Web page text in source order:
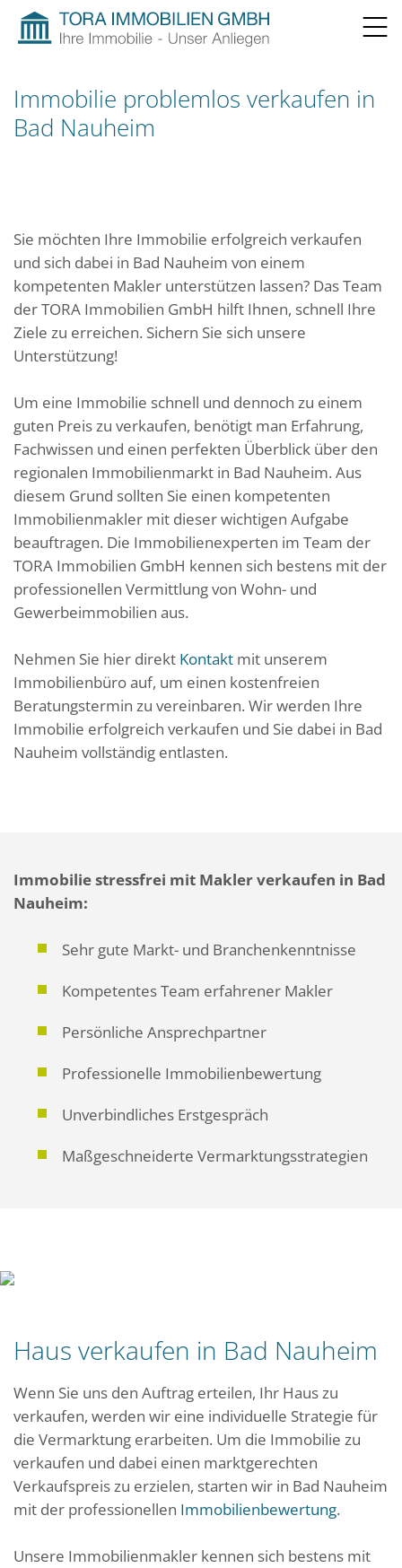
›ÜBER UNS›VOR ORT ›
Immobilie problemlos verkaufen in
Bad Nauheim
Sie möchten Ihre Immobilie erfolgreich verkaufen
und sich dabei in Bad Nauheim von einem
kompetenten Makler unterstützen lassen? Das Team
der TORA Immobilien GmbH hilft Ihnen, schnell Ihre
Ziele zu erreichen. Sichern Sie sich unsere
Unterstützung!
Um eine Immobilie schnell und dennoch zu einem
guten Preis zu verkaufen, benötigt man Erfahrung,
Fachwissen und einen perfekten Überblick über den
regionalen Immobilienmarkt in Bad Nauheim. Aus
diesem Grund sollten Sie einen kompetenten
Immobilienmakler mit dieser wichtigen Aufgabe
beauftragen. Die Immobilienexperten im Team der
TORA Immobilien GmbH kennen sich bestens mit der
professionellen Vermittlung von Wohn- und
Gewerbeimmobilien aus.
Nehmen Sie hier direkt Kontakt mit unserem
Immobilienbüro auf, um einen kostenfreien
Beratungstermin zu vereinbaren. Wir werden Ihre
Immobilie erfolgreich verkaufen und Sie dabei in Bad
Nauheim vollständig entlasten.
Immobilie stressfrei mit Makler verkaufen in Bad
Nauheim:
Sehr gute Markt- und Branchenkenntnisse
Kompetentes Team erfahrener Makler
Persönliche Ansprechpartner
Professionelle Immobilienbewertung
Unverbindliches Erstgespräch
Maßgeschneiderte Vermarktungsstrategien
Haus verkaufen in Bad Nauheim
Wenn Sie uns den Auftrag erteilen, Ihr Haus zu
verkaufen, werden wir eine individuelle Strategie für
die Vermarktung erarbeiten. Um die Immobilie zu
verkaufen und dabei einen marktgerechten
Verkaufspreis zu erzielen, starten wir in Bad Nauheim
mit der professionellen Immobilienbewertung.
Unsere Immobilienmakler kennen sich bestens mit